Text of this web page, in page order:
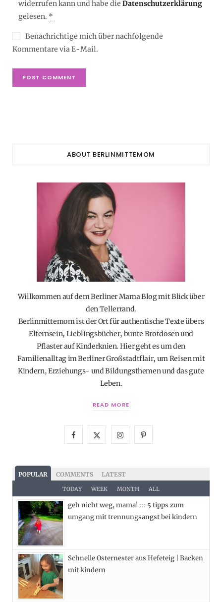
widerrufen kann und habe die Datenschutzerklärung
gelesen. *
Benachrichtige mich über nachfolgende
Kommentare via E-Mail.
ABOUT BERLINMITTEMOM
Willkommen auf dem Berliner Mama Blog mit Blick über
den Tellerrand.
Berlinmittemom ist der Ort für authentische Texte übers
Elternsein, Lieblingsbücher, bunte Brotdosen und
Pflaster auf Kinderknien. Hier geht es um den
Familienalltag im Berliner Großstadtflair, um Reisen mit
Kindern, Erziehungs- und Bildungsthemen und das gute
Leben.
READ MORE
c
e
b
k
T
w
i
e
I
s
t
a
a
P
e
s
POPULAR COMMENTS LATEST
TODAY WEEK MONTH ALL
geh nicht weg, mama! ::: 5 tipps zum
umgang mit trennungsangst bei kindern
Schnelle Osternester aus Hefeteig | Backen
mit kindern